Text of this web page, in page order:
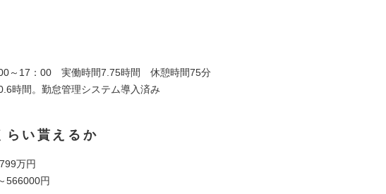
～17：00 実働時間7.75時間 休憩時間75分
時間。勤怠管理システム導入済み
らい貰えるか
万円
566000円